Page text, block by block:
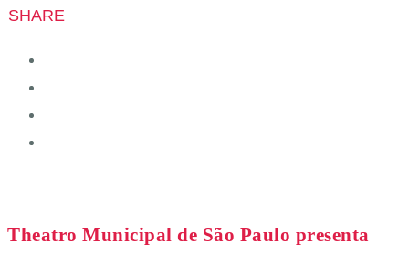
SHARE
Theatro Municipal de São Paulo presenta